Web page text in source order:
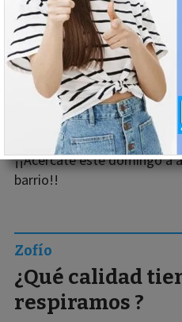
¡¡Acércate este domingo a
barrio!!
¿Qué calidad
respiramos ?
Zofío